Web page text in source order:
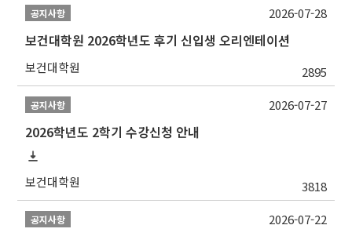
공지사항
보건대학원 2026학년도 후기 신입생 오리엔테이션
보건대학원 2895
2026-07-28
공지사항
2026학년도 2학기 수강신청 안내
보건대학원 3818
2026-07-27
공지사항 2026-07-22